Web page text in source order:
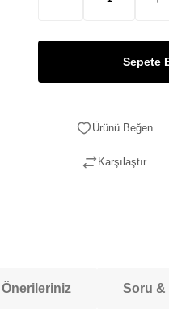
Sepete
Karşılaştır
Önerileriniz Soru &